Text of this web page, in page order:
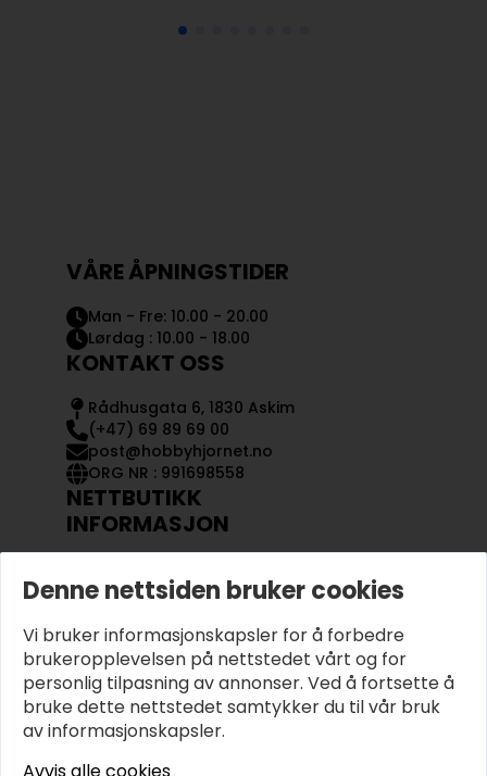
VÅRE ÅPNINGSTIDER
Man - Fre: 10.00 - 20.00
Lørdag : 10.00 - 18.00
KONTAKT OSS
Rådhusgata 6, 1830 Askim
(+47) 69 89 69 00
post@hobbyhjornet.no
ORG NR : 991698558
NETTBUTIKK
INFORMASJON
OM OSS
KJØPSVILKÅR OG BETINGELSER
PERSONVERN
Denne nettsiden bruker cookies
Vi bruker informasjonskapsler for å forbedre
brukeropplevelsen på nettstedet vårt og for
personlig tilpasning av annonser. Ved å fortsette å
bruke dette nettstedet samtykker du til vår bruk
av informasjonskapsler.